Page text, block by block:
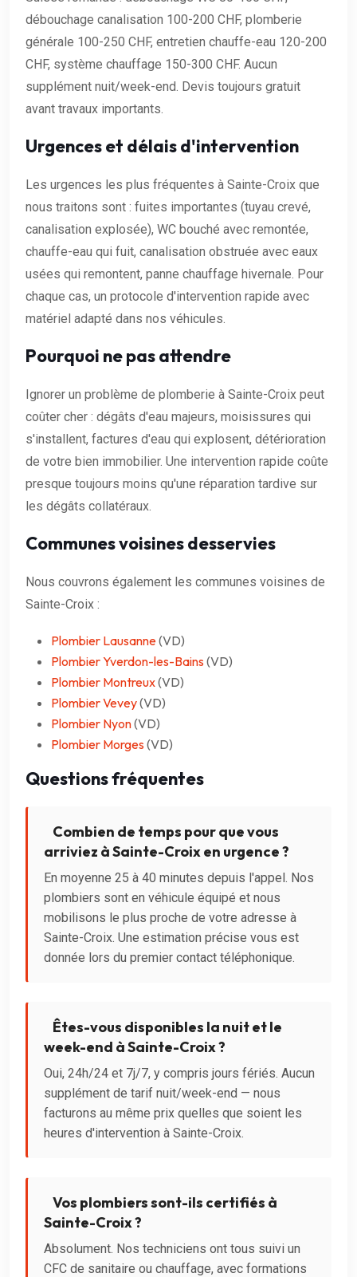
débouchage canalisation 100-200 CHF, plomberie
générale 100-250 CHF, entretien chauffe-eau 120-200
CHF, système chauffage 150-300 CHF. Aucun
supplément nuit/week-end. Devis toujours gratuit
avant travaux importants.
Urgences et délais d'intervention
Les urgences les plus fréquentes à Sainte-Croix que
nous traitons sont : fuites importantes (tuyau crevé,
canalisation explosée), WC bouché avec remontée,
chauffe-eau qui fuit, canalisation obstruée avec eaux
usées qui remontent, panne chauffage hivernale. Pour
chaque cas, un protocole d'intervention rapide avec
matériel adapté dans nos véhicules.
Pourquoi ne pas attendre
Ignorer un problème de plomberie à Sainte-Croix peut
coûter cher : dégâts d'eau majeurs, moisissures qui
s'installent, factures d'eau qui explosent, détérioration
de votre bien immobilier. Une intervention rapide coûte
presque toujours moins qu'une réparation tardive sur
les dégâts collatéraux.
Communes voisines desservies
Nous couvrons également les communes voisines de
Sainte-Croix :
Plombier Lausanne(VD)
Plombier Yverdon-les-Bains(VD)
Plombier Montreux(VD)
Plombier Vevey(VD)
Plombier Nyon(VD)
Plombier Morges(VD)
Questions fréquentes
Combien de temps pour que vous
arriviez à Sainte-Croix en urgence ?
En moyenne 25 à 40 minutes depuis l'appel. Nos
plombiers sont en véhicule équipé et nous
mobilisons le plus proche de votre adresse à
Sainte-Croix. Une estimation précise vous est
donnée lors du premier contact téléphonique.
Êtes-vous disponibles la nuit et le
week-end à Sainte-Croix ?
Oui, 24h/24 et 7j/7, y compris jours fériés. Aucun
supplément de tarif nuit/week-end — nous
facturons au même prix quelles que soient les
heures d'intervention à Sainte-Croix.
Vos plombiers sont-ils certifiés à
Sainte-Croix ?
Absolument. Nos techniciens ont tous suivi un
CFC de sanitaire ou chauffage, avec formations